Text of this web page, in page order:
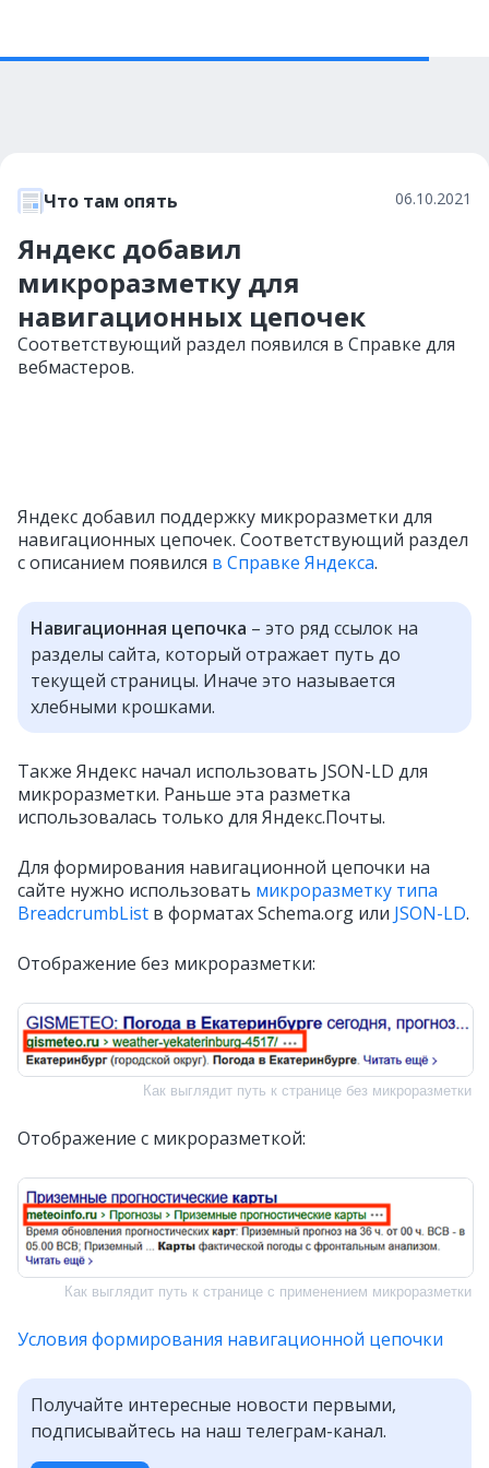
Что там опять 06.10.2021
Яндекс добавил
микроразметку для
навигационных цепочек
Соответствующий раздел появился в Справке для
вебмастеров.
Яндекс добавил поддержку микроразметки для
навигационных цепочек. Соответствующий раздел
с описанием появился в Справке Яндекса.
Навигационная цепочка – это ряд ссылок на
разделы сайта, который отражает путь до
текущей страницы. Иначе это называется
хлебными крошками.
Также Яндекс начал использовать JSON-LD для
микроразметки. Раньше эта разметка
использовалась только для Яндекс.Почты.
Для формирования навигационной цепочки на
сайте нужно использовать микроразметку типа
BreadcrumbList в форматах Schema.org или JSON-LD.
Отображение без микроразметки:
Как выглядит путь к странице без микроразметки
Отображение с микроразметкой:
Как выглядит путь к странице с применением микроразметки
Условия формирования навигационной цепочки
Получайте интересные новости первыми,
подписывайтесь на наш телеграм-канал.